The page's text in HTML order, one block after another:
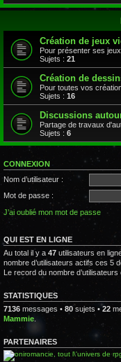
Création de jeux
Pour présenter ses
Sujets : 21
Création de
Pour toutes vos
Sujets : 16
Discussions
Partage de travaux
Sujets : 6
CONNEXION
Nom d’utilisateur :
Mot de passe :
J’ai oublié mon mot de passe
QUI EST EN LIGNE
Au total il y a 47 utilisateurs en
nombre d’utilisateurs actifs ces 5
Le record du nombre
STATISTIQUES
7136 messages • 80sujets •22
Mammie
PARTENAIRES